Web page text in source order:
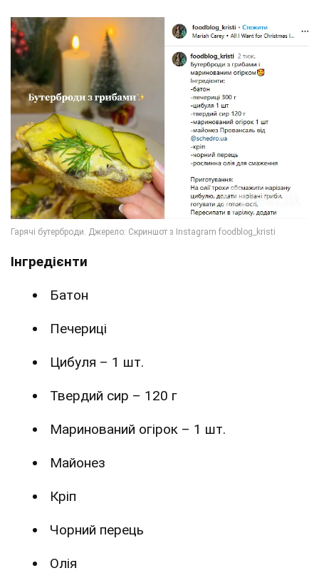
Інгредієнти
Батон
Печериці
Цибуля – 1 шт.
Твердий сир – 120 г
Маринований огірок – 1 шт.
Майонез
Кріп
Чорний перець
Олія